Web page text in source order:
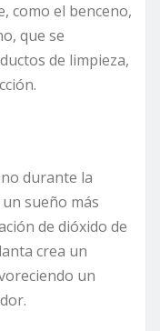
como el benceno,
que se
de limpieza,
durante la
sueño más
de dióxido de
crea un
un